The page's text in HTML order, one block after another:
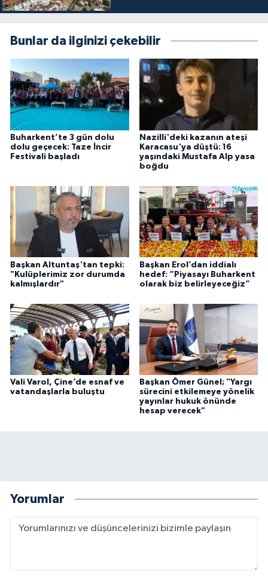
Bunlar da ilginizi çekebilir
Buharkent’te 3 gün dolu
dolu geçecek: Taze İncir
Festivali başladı
Nazilli'deki kazanın ateşi
Karacasu'ya düştü: 16
yaşındaki Mustafa Alp yasa
boğdu
Başkan Altuntaş'tan tepki:
"Kulüplerimiz zor durumda
kalmışlardır"
Başkan Erol’dan iddialı
hedef: “Piyasayı Buharkent
olarak biz belirleyeceğiz”
Vali Varol, Çine’de esnaf ve
vatandaşlarla buluştu
Başkan Ömer Günel; "Yargı
sürecini etkilemeye yönelik
yayınlar hukuk önünde
hesap verecek"
Yorumlar